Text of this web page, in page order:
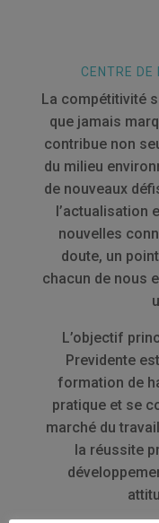
CENTRE DE
La compétitivité
que jamais
contribue non
du milieu
de nouveaux
l’actualisation
nouvelles
doute, un
chacun de nous
L’objectif
Previdente
formation de
pratique et se
marché du
la réussite